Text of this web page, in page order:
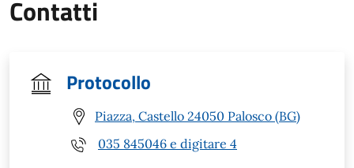
Contatti
Protocollo
Piazza, Castello 24050 Palosco (BG)
035 845046 e digitare 4